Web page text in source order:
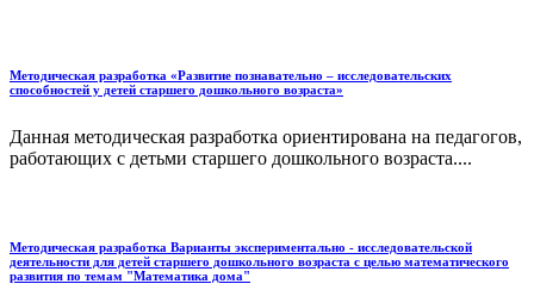
Методическая разработка «Развитие познавательно – исследовательских
способностей у детей старшего дошкольного возраста»
Данная методическая разработка ориентирована на педагогов,
работающих с детьми старшего дошкольного возраста....
Методическая разработка Варианты экспериментально - исследовательской
деятельности для детей старшего дошкольного возраста с целью математического
развития по темам "Математика дома"